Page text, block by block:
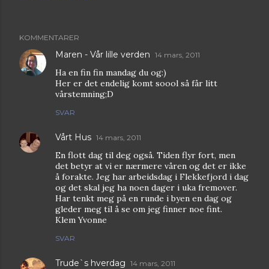
KOMMENTARER
Maren - Vår lille verden 14 mars, 2011
Ha en fin fin mandag du og:)
Her er det endelig komt soool så får litt
vårstemning;D
SVAR
Vårt Hus 14 mars, 2011
En flott dag til deg også. Tiden flyr fort, men
det betyr at vi er nærmere våren og det er ikke
å forakte. Jeg har arbeidsdag i Flekkefjord i dag
og det skal jeg ha noen dager i uka fremover.
Har tenkt meg på en runde i byen en dag og
gleder meg til å se om jeg finner noe fint.
Klem Yvonne
SVAR
Trude`s hverdag 14 mars, 2011